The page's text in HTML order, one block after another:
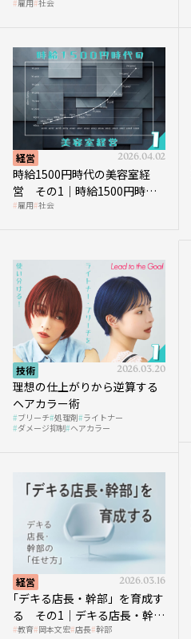
代、美容業はどのような影響
雇用 社会
経営 2026.04.02
時給1500円時代の美容室経
営 その1｜時給1500円時代
へ向かう社会的背景
雇用 社会
技術 2026.03.20
理想の仕上がりから逆算する
ヘアカラー術
ブリーチ 処理剤 ライトナー
ダメージ抑制 ヘアカラー
経営 2026.03.16
｢デキる店長・幹部」を育成す
る その1｜デキる店長・幹部
の「任せ方」
教育 岡本文宏 店長 幹部